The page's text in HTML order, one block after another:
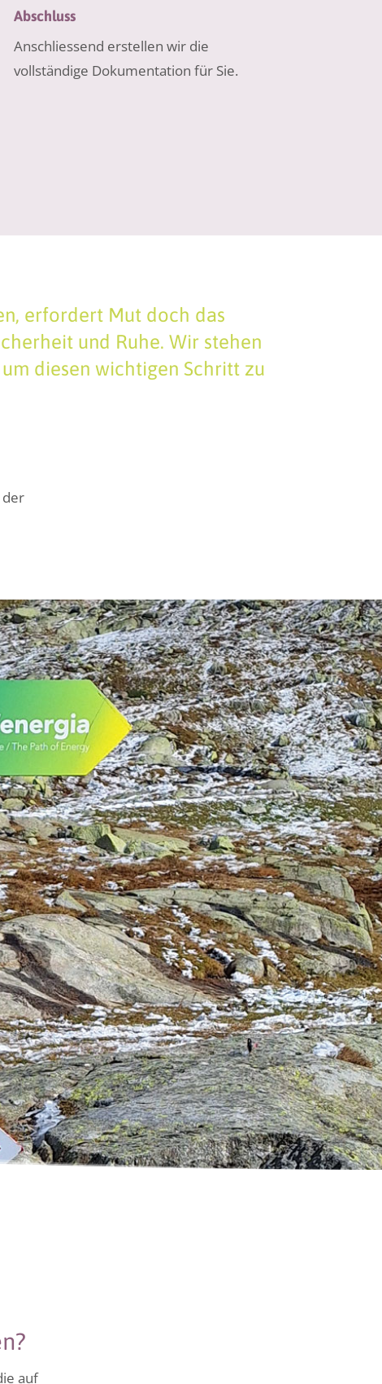
Abschluss
Anschliessend erstellen wir die
vollständige Dokumentation für Sie.
erfordert Mut doch das
und Ruhe. Wir stehen
diesen wichtigen Schritt zu
der
auf